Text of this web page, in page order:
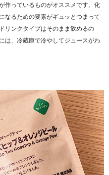
作っているものがオススメです。化
なるための要素がギュッとつまって
リンクタイプはそのまま飲めるの
は、冷蔵庫で冷やしてジュースがわ